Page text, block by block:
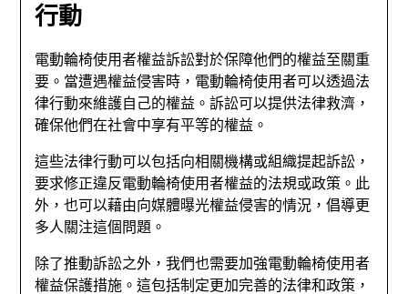
行動
電動輪椅使用者權益訴訟對於保障他們的權益至關重
要。當遭遇權益侵害時，電動輪椅使用者可以透過法
律行動來維護自己的權益。訴訟可以提供法律救濟，
確保他們在社會中享有平等的權益。
這些法律行動可以包括向相關機構或組織提起訴訟，
要求修正違反電動輪椅使用者權益的法規或政策。此
外，也可以藉由向媒體曝光權益侵害的情況，倡導更
多人關注這個問題。
除了推動訴訟之外，我們也需要加強電動輪椅使用者
權益保護措施。這包括制定更加完善的法律和政策，